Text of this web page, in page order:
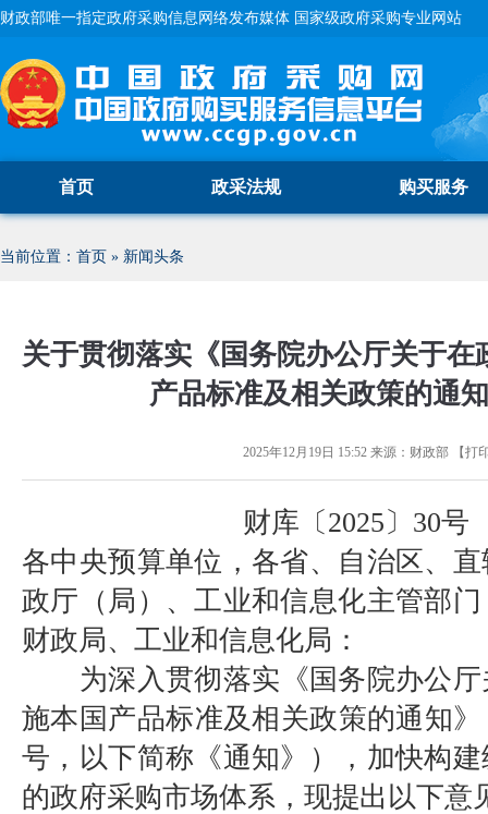
财政部唯一指定政府采购信息网络发布媒体 国家级政府采购专业网站
首页 政采法规 购买服务
当前位置： 首页 » 新闻头条
关于贯彻落实《国务院办公厅关于在
产品标准及相关政策的通
2025年12月19日 15:52来源： 财政部【打
财库〔2025〕30号
各中央预算单位，各省、自治区、
政厅（局）、工业和信息化主管部
财政局、工业和信息化局：
为深入贯彻落实《国务院办公
施本国产品标准及相关政策的通知》
号，以下简称《通知》），加快构
的政府采购市场体系，现提出以下意